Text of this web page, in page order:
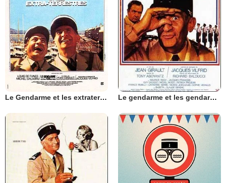
Le Gendarme et les extraterrestres Le gendarme et les gendarmettes